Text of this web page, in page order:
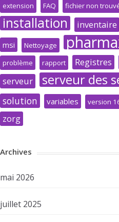
extension FAQ fichier non
installation inventaire
msi Nettoyage
problème rapport Registres
serveur serveur des
solution variables version
zorg
Archives
mai 2026
juillet 2025